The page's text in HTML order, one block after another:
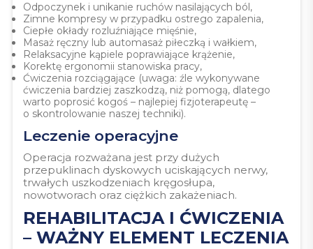
Odpoczynek i unikanie ruchów nasilających ból,
Zimne kompresy w przypadku ostrego zapalenia,
Ciepłe okłady rozluźniające mięśnie,
Masaż ręczny lub automasaż piłeczką i wałkiem,
Relaksacyjne kąpiele poprawiające krążenie,
Korektę ergonomii stanowiska pracy,
Ćwiczenia rozciągające (uwaga: źle wykonywane
ćwiczenia bardziej zaszkodzą, niż pomogą, dlatego
warto poprosić kogoś – najlepiej fizjoterapeutę –
o skontrolowanie naszej techniki).
Leczenie operacyjne
Operacja rozważana jest przy dużych
przepuklinach dyskowych uciskających nerwy,
trwałych uszkodzeniach kręgosłupa,
nowotworach oraz ciężkich zakażeniach.
REHABILITACJA I ĆWICZENIA
– WAŻNY ELEMENT LECZENIA